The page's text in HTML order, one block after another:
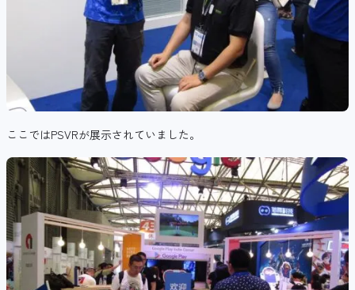
ここではPSVRが展示されていました。